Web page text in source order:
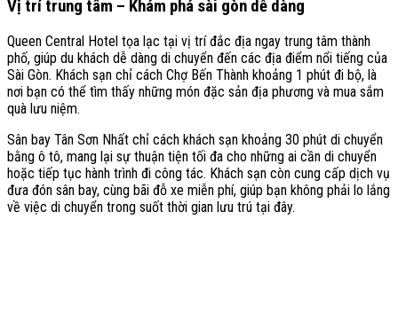
Vị trí trung tâm – Khám phá sài gòn dễ dàng
Queen Central Hotel tọa lạc tại vị trí đắc địa ngay trung tâm thành
phố, giúp du khách dễ dàng di chuyển đến các địa điểm nổi tiếng của
Sài Gòn. Khách sạn chỉ cách Chợ Bến Thành khoảng 1 phút đi bộ, là
nơi bạn có thể tìm thấy những món đặc sản địa phương và mua sắm
quà lưu niệm.
Sân bay Tân Sơn Nhất chỉ cách khách sạn khoảng 30 phút di chuyển
bằng ô tô, mang lại sự thuận tiện tối đa cho những ai cần di chuyển
hoặc tiếp tục hành trình đi công tác. Khách sạn còn cung cấp dịch vụ
đưa đón sân bay, cùng bãi đỗ xe miễn phí, giúp bạn không phải lo lắng
về việc di chuyển trong suốt thời gian lưu trú tại đây.